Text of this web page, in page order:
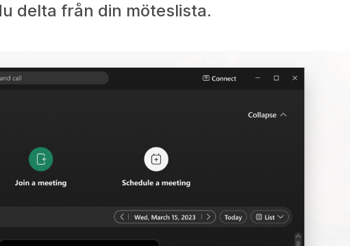
delta från din möteslista.